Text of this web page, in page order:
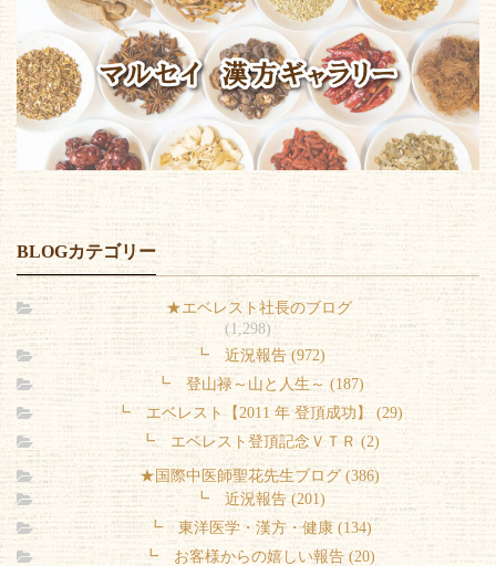
BLOGカテゴリー
★エベレスト社長のブログ
(1,298)
┗ 近況報告 (972)
┗ 登山禄～山と人生～ (187)
┗ エベレスト【2011 年 登頂成功】 (29)
┗ エベレスト登頂記念ＶＴＲ (2)
★国際中医師聖花先生ブログ (386)
┗ 近況報告 (201)
┗ 東洋医学・漢方・健康 (134)
┗ お客様からの嬉しい報告 (20)